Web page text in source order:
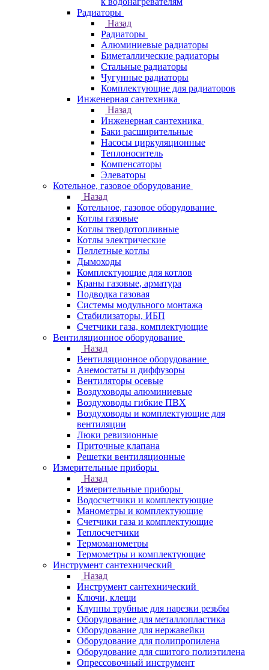
Радиаторы
Назад
Радиаторы
Алюминиевые радиаторы
Биметаллические радиаторы
Стальные радиаторы
Чугунные радиаторы
Комплектующие для радиаторов
Инженерная сантехника
Назад
Инженерная сантехника
Баки расширительные
Насосы циркуляционные
Теплоноситель
Компенсаторы
Элеваторы
Котельное, газовое оборудование
Назад
Котельное, газовое оборудование
Котлы газовые
Котлы твердотопливные
Котлы электрические
Пеллетные котлы
Дымоходы
Комплектующие для котлов
Краны газовые, арматура
Подводка газовая
Системы модульного монтажа
Стабилизаторы, ИБП
Счетчики газа, комплектующие
Вентиляционное оборудование
Назад
Вентиляционное оборудование
Анемостаты и диффузоры
Вентиляторы осевые
Воздуховоды алюминиевые
Воздуховоды гибкие ПВХ
Воздуховоды и комплектующие для
вентиляции
Люки ревизионные
Приточные клапана
Решетки вентиляционные
Измерительные приборы
Назад
Измерительные приборы
Водосчетчики и комплектующие
Манометры и комплектующие
Счетчики газа и комплектующие
Теплосчетчики
Термоманометры
Термометры и комплектующие
Инструмент сантехнический
Назад
Инструмент сантехнический
Ключи, клещи
Клуппы трубные для нарезки резьбы
Оборудование для металлопластика
Оборудование для нержавейки
Оборудование для полипропилена
Оборудование для сшитого полиэтилена
Опрессовочный инструмент